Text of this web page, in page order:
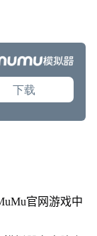
官网游戏中